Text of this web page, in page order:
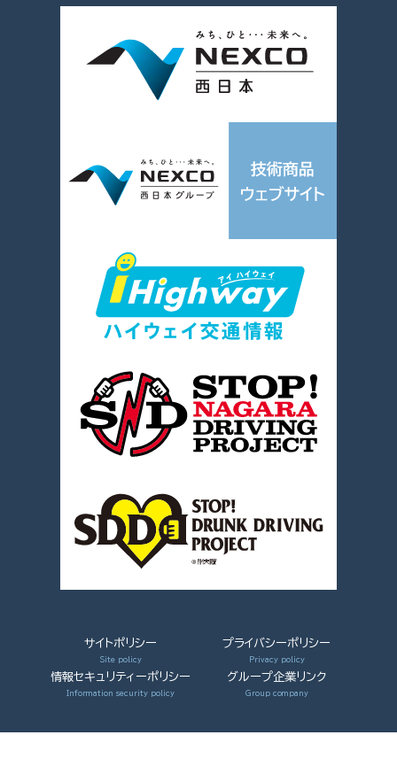
サイトポリシー プライバシーポリシー
情報セキュリティーポリシー グループ企業リンク